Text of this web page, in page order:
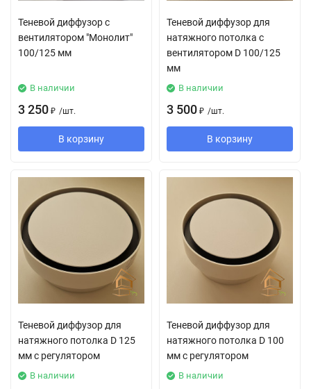
Теневой диффузор с
вентилятором "Монолит"
100/125 мм
В наличии
3 250 ₽ /шт.
В корзину
Теневой диффузор для
натяжного потолка с
вентилятором D 100/125
мм
В наличии
3 500 ₽ /шт.
В корзину
Теневой диффузор для
натяжного потолка D 125
мм с регулятором
В наличии
Теневой диффузор для
натяжного потолка D 100
мм с регулятором
В наличии